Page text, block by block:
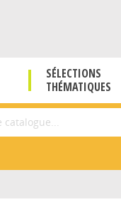
SÉLECTIONS
THÉMATIQUES